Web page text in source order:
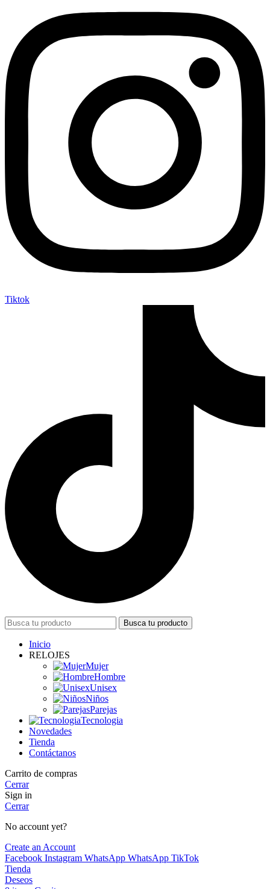
Tiktok
Busca tu producto
Inicio
RELOJES
Mujer
Hombre
Unisex
Niños
Parejas
Tecnologia
Novedades
Tienda
Contáctanos
Carrito de compras
Cerrar
Sign in
Cerrar
No account yet?
Create an Account
Facebook Instagram WhatsApp WhatsApp TikTok
Tienda
Deseos